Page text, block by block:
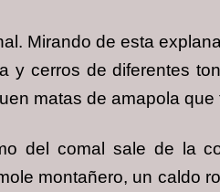
Mirando de esta
y cerros de diferentes
matas de amapola
del comal sale de la
montañero, un caldo